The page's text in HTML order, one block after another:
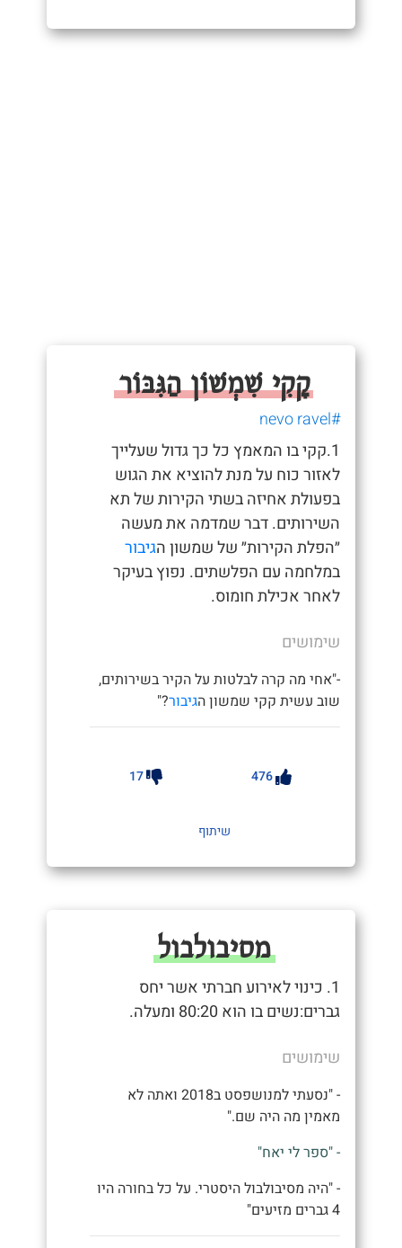
קָקִי שִׁמְשׁוֹן הַגִּבּוֹר
#nevo ravel
1.קקי בו המאמץ כל כך גדול שעלייך
לאזור כוח על מנת להוציא את הגוש
בפעולת אחיזה בשתי הקירות של תא
השירותים. דבר שמדמה את מעשה
״הפלת הקירות״ של שמשון הגיבור
במלחמה עם הפלשתים. נפוץ בעיקר
לאחר אכילת חומוס.
שימושים
-"אחי מה קרה לבלטות על הקיר בשירותים,
שוב עשית קקי שמשון הגיבור?"
476
17
שיתוף
מסיבולבול
1. כינוי לאירוע חברתי אשר יחס
גברים:נשים בו הוא 80:20 ומעלה.
שימושים
- "נסעתי למנושפסט ב2018 ואתה לא
מאמין מה היה שם."
- "ספר לי יאח"
- "היה מסיבולבול היסטרי. על כל בחורה היו
4 גברים מזיעים"